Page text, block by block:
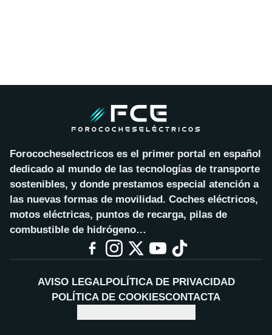
Forococheselectricos es el primer portal en español
dedicado al mundo de las tecnologías de transporte
sostenibles, y donde prestamos especial atención a
las nuevas formas de movilidad. Coches eléctricos,
motos eléctricas, puntos de recarga, pilas de
combustible de hidrógeno…
AVISO LEGALPOLÍTICA DE PRIVACIDAD
POLÍTICA DE COOKIESCONTACTA